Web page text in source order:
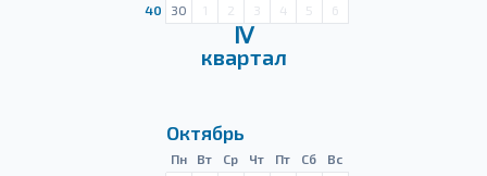
40
30 1 2 3 4 5 6
Ⅳ
квартал
Октябрь
Пн Вт Ср Чт Пт Сб
Вс